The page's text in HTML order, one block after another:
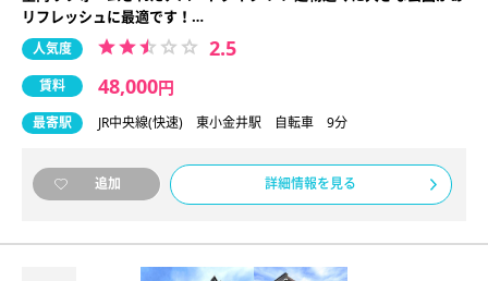
リフレッシュに最適です！…
人気度 2.5
賃料 48,000円
最寄駅 JR中央線(快速) 東小金井駅 自転車 9分
追加 詳細情報を見る